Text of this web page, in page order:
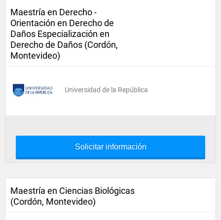
Maestría en Derecho -
Orientación en Derecho de
Daños Especialización en
Derecho de Daños (Cordón,
Montevideo)
Universidad de la República
Solicitar información
Maestría en Ciencias Biológicas
(Cordón, Montevideo)